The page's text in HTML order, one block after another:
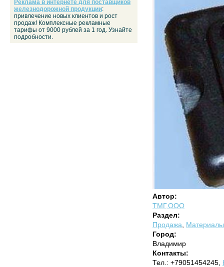
Автор:
ТМГ,ООО
Раздел:
Продажа
Материалы
Город:
Владимир
Контакты:
Тел.: +79051454245,
Реклама в интернете для поставщиков
железнодорожной продукции:
привлечение новых клиентов и рост
продаж! Комплексные рекламные
тарифы от 9000 рублей за 1 год. Узнайте
подробности.